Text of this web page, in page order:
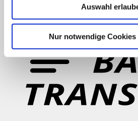
Auswahl
Nur notwendige
PayPal